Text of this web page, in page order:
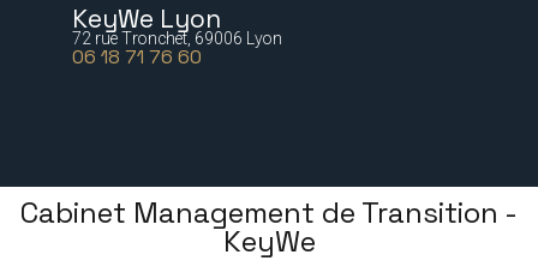
KeyWe Lyon
72 rue Tronchet, 69006 Lyon
06 18 71 76 60
Cabinet Management de Transition -
KeyWe